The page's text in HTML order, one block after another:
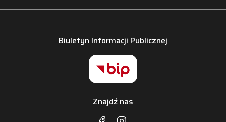
Biuletyn Informacji Publicznej
Znajdź nas